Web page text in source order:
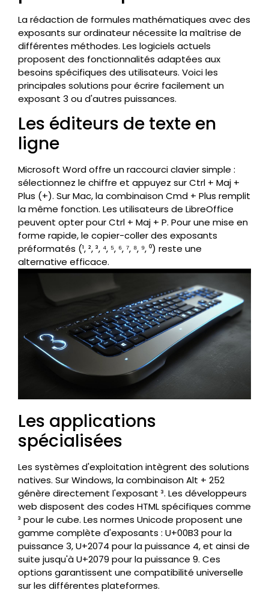
La rédaction de formules mathématiques avec des
exposants sur ordinateur nécessite la maîtrise de
différentes méthodes. Les logiciels actuels
proposent des fonctionnalités adaptées aux
besoins spécifiques des utilisateurs. Voici les
principales solutions pour écrire facilement un
exposant 3 ou d'autres puissances.
Les éditeurs de texte en
ligne
Microsoft Word offre un raccourci clavier simple :
sélectionnez le chiffre et appuyez sur Ctrl + Maj +
Plus (+). Sur Mac, la combinaison Cmd + Plus remplit
la même fonction. Les utilisateurs de LibreOffice
peuvent opter pour Ctrl + Maj + P. Pour une mise en
forme rapide, le copier-coller des exposants
préformatés (¹, ², ³, ⁴, ⁵, ⁶, ⁷, ⁸, ⁹, ⁰) reste une
alternative efficace.
Les applications
spécialisées
Les systèmes d'exploitation intègrent des solutions
natives. Sur Windows, la combinaison Alt + 252
génère directement l'exposant ³. Les développeurs
web disposent des codes HTML spécifiques comme
³ pour le cube. Les normes Unicode proposent une
gamme complète d'exposants : U+00B3 pour la
puissance 3, U+2074 pour la puissance 4, et ainsi de
suite jusqu'à U+2079 pour la puissance 9. Ces
options garantissent une compatibilité universelle
sur les différentes plateformes.